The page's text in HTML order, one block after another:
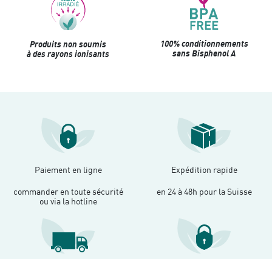
Produits non soumis
à des rayons ionisants
100% conditionnements
sans Bisphenol A
Paiement en ligne
commander en toute sécurité
ou via la hotline
Expédition rapide
en 24 à 48h pour la Suisse